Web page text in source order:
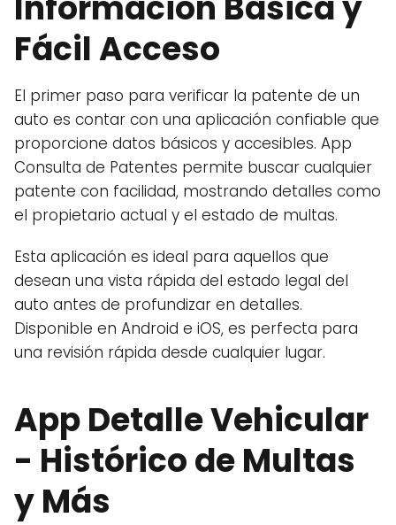
Fácil Acceso
El primer paso para verificar la patente de un
auto es contar con una aplicación confiable que
proporcione datos básicos y accesibles. App
Consulta de Patentes permite buscar cualquier
patente con facilidad, mostrando detalles como
el propietario actual y el estado de multas.
Esta aplicación es ideal para aquellos que
desean una vista rápida del estado legal del
auto antes de profundizar en detalles.
Disponible en Android e iOS, es perfecta para
una revisión rápida desde cualquier lugar.
App Detalle Vehicular
- Histórico de Multas
y Más